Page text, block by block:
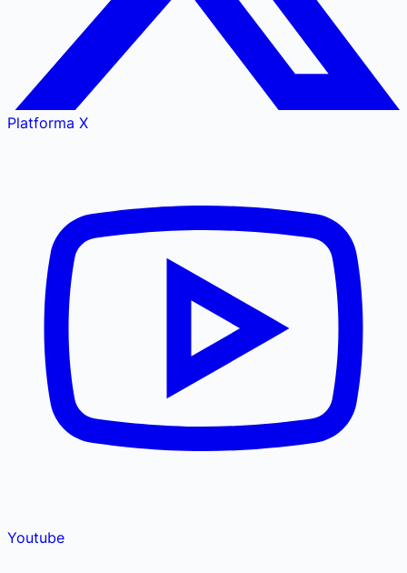
Platforma X
Youtube